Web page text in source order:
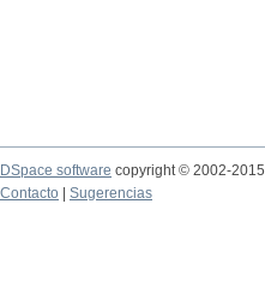
DSpace software copyright © 2002-2015
Contacto
Sugerencias